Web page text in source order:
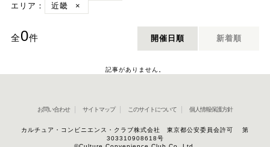
エリア：
近畿 ×
全0件 開催日順 新着順
記事がありません。
お問い合わせ サイトマップ このサイトについて 個人情報保護方針
カルチュア・コンビニエンス・クラブ株式会社 東京都公安委員会許可 第
303310908618号